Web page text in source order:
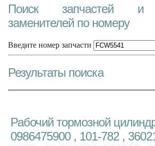
Поиск запчастей и
заменителей по номеру
Введите номер запчасти
Результаты поиска
Рабочий тормозной
0986475900 , 101-782 ,